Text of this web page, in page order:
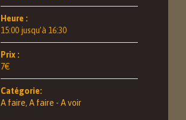
Heure :
15:00 jusqu’à 16:30
Prix :
7€
Catégorie:
A faire, A faire - A voir